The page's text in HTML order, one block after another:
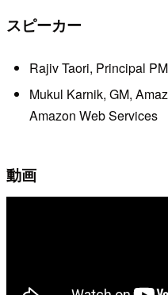
スピーカー
Rajiv Taori, Principal
Mukul Karnik, GM,
Amazon Web Services
動画